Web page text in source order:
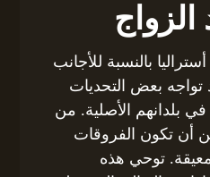
الزواج
بالنسبة للأجانب
تواجه بعض التحديات
في بلدانهم الأصلية. من
أن تكون الفروقات
توحي هذه